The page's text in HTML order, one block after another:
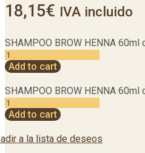
18,15€ IVA incluido
SHAMPOO BROW HENNA 60ml
Add to cart
SHAMPOO BROW HENNA 60ml
Add to cart
a la lista de deseos